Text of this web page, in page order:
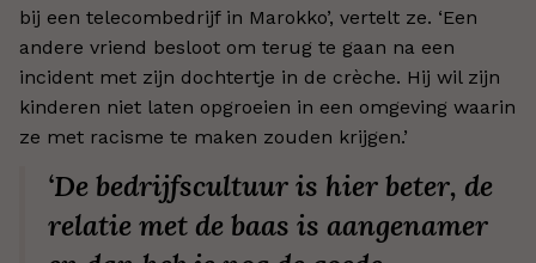
bij een telecombedrijf in Marokko’, vertelt ze. ‘Een
andere vriend besloot om terug te gaan na een
incident met zijn dochtertje in de crèche. Hij wil zijn
kinderen niet laten opgroeien in een omgeving waarin
ze met racisme te maken zouden krijgen.’
‘De bedrijfscultuur is hier beter, de
relatie met de baas is aangenamer